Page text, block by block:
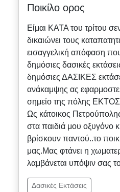
Ποικίλο ορος
Είμαι ΚΑΤΑ του τρίτου
δικαιώνει τους
εισαγγελική απόφαση που
δημόσιες δασικές
δημόσιες ΔΑΣΙΚΕΣ
ανάκαμψης ας
σημείο της πόλης ΕΚΤΟΣ
Ως κάτοικος
στα παιδιά μου οξυγόνο κ
βρίσκουν παντού..το
μας.Μας φτάνει η
λαμβάνεται υπόψιν σας
Δασικές Εκτάσεις